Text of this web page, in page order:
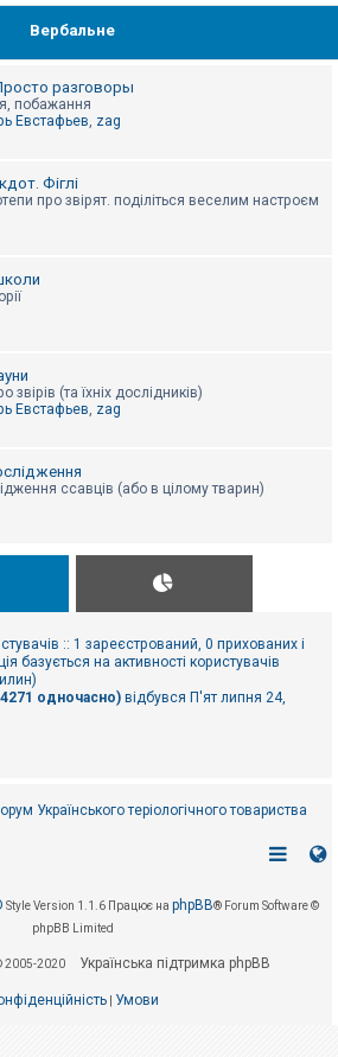
Вербальне
разговоры
побажання
Евстафьев, zag
Фіглі
про звірят. поділіться веселим настроєм
звірів (та їхніх дослідників)
Евстафьев, zag
ссавців (або в цілому тварин)
:: 1 зареєстрований, 0 прихованих і
базується на активності користувачів
одночасно) відбувся П'ят липня 24,
Українського теріологічного товариства
Style Version 1.1.6 Працює на phpBB® Forum Software ©
phpBB Limited
2005-2020 Українська підтримка phpBB
| Умови